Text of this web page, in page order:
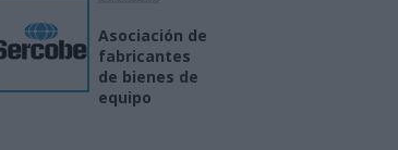
Asociación de
fabricantes
de bienes de
equipo